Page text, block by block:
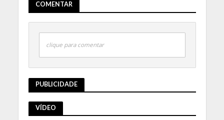
COMENTAR
clique para comentar
PUBLICIDADE
VÍDEO